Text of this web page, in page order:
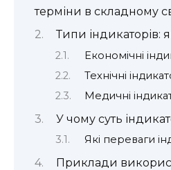
терміни в складному
Типи індикаторів:
Економічні
Технічні
Медичні
У чому суть
Які переваги
Приклади